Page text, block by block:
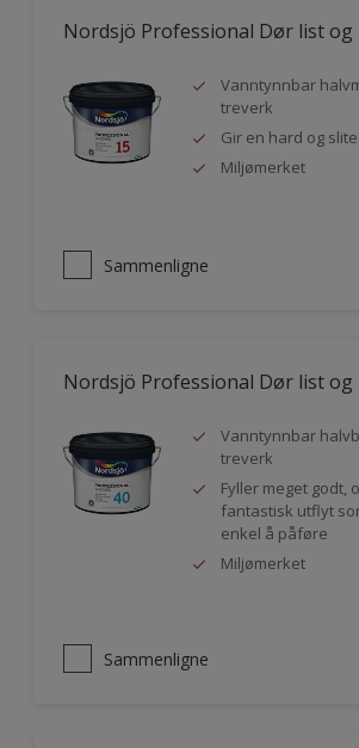
Nordsjö Professional Dør list og
Vanntynnbar
treverk
Gir en hard og
Miljømerket
Sammenligne
Nordsjö Professional Dør list og
Vanntynnbar
treverk
Fyller meget godt,
fantastisk utflyt
enkel å påføre
Miljømerket
Sammenligne